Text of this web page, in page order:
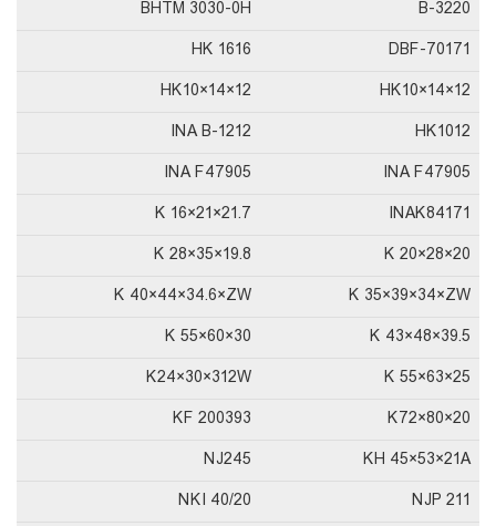
B-3220
BHTM 3030-0H
DBF-70171
HK 1616
HK10×14×12
HK10×14×12
HK1012
INA B-1212
INA F47905
INA F47905
INAK84171
K 16×21×21.7
K 20×28×20
K 28×35×19.8
K 35×39×34×ZW
K 40×44×34.6×ZW
K 43×48×39.5
K 55×60×30
K 55×63×25
K24×30×312W
K72×80×20
KF 200393
KH 45×53×21A
NJ245
NJP 211
NKI 40/20